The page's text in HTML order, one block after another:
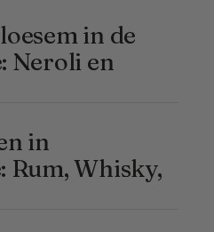
in de
Neroli en
in
Rum, Whisky,